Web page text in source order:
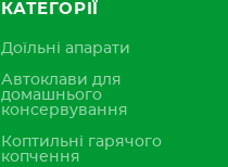
КАТЕГОРІЇ
Доїльні апарати
Автоклави для
домашнього
консервування
Коптильні гарячого
копчення